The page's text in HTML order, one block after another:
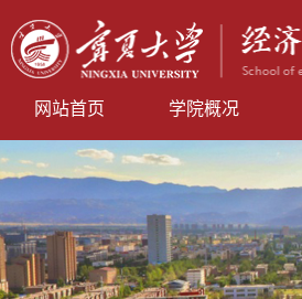
网站首页 学院概况